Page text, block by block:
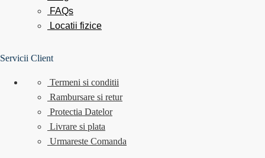
FAQs
Locatii fizice
Servicii Client
Termeni si conditii
Rambursare si retur
Protectia Datelor
Livrare si plata
Urmareste Comanda